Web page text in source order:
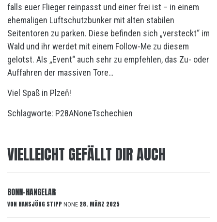
falls euer Flieger reinpasst und einer frei ist – in einem
ehemaligen Luftschutzbunker mit alten stabilen
Seitentoren zu parken. Diese befinden sich „versteckt“ im
Wald und ihr werdet mit einem Follow-Me zu diesem
gelotst. Als „Event“ auch sehr zu empfehlen, das Zu- oder
Auffahren der massiven Tore…
Viel Spaß in Plzeň!
Schlagworte: P28ANoneTschechien
VIELLEICHT GEFÄLLT DIR AUCH
BONN-HANGELAR
VON HANSJÖRG STIPP NONE 28. MÄRZ 2025